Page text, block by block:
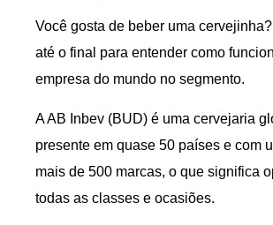
Você gosta de beber uma
até o final para entender como
empresa do mundo no segmento.
A AB Inbev (BUD) é uma cervejaria
presente em quase 50 países e com
mais de 500 marcas, o que significa
todas as classes e ocasiões.